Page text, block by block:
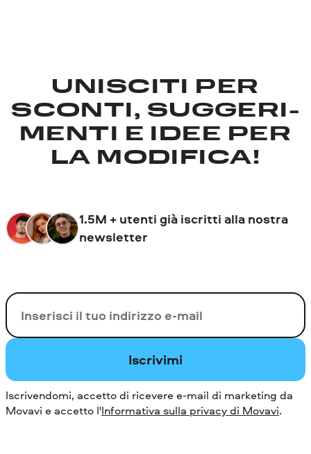
UNISCITI PER
SCONTI, SUGGERI­
MENTI E IDEE PER
LA MODIFICA!
1.5M + utenti già iscritti alla nostra
newsletter
La tua e-mail
Iscrivimi
Iscrivendomi, accetto di ricevere e-mail di marketing da
Movavi e accetto l'Informativa sulla privacy di Movavi.